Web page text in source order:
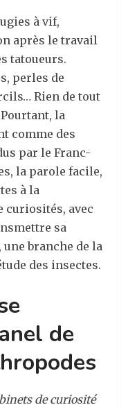
à vif,
après le travail
tatoueurs.
perles de
Rien de tout
la
comme des
par le Franc-
la parole facile,
à la
curiosités, avec
sa
branche de la
des insectes.
de
de curiosité